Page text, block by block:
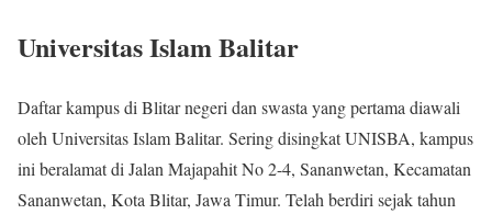
Universitas Islam Balitar
Daftar kampus di Blitar negeri dan swasta yang pertama diawali
oleh Universitas Islam Balitar. Sering disingkat UNISBA, kampus
ini beralamat di Jalan Majapahit No 2-4, Sananwetan, Kecamatan
Sananwetan, Kota Blitar, Jawa Timur. Telah berdiri sejak tahun